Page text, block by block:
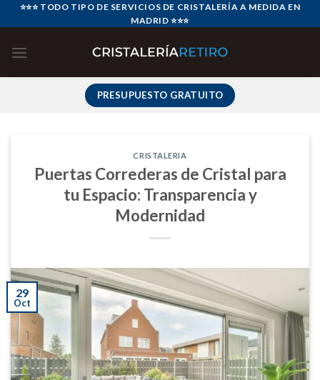
Skip
to
⭐⭐⭐ TODO TIPO DE SERVICIOS DE CRISTALERÍA A MEDIDA EN
MADRID ⭐⭐⭐
PRESUPUESTO GRATUITO
CRISTALERIA
Puertas Correderas de Cristal para
tu Espacio: Transparencia y
Modernidad
29
Oct